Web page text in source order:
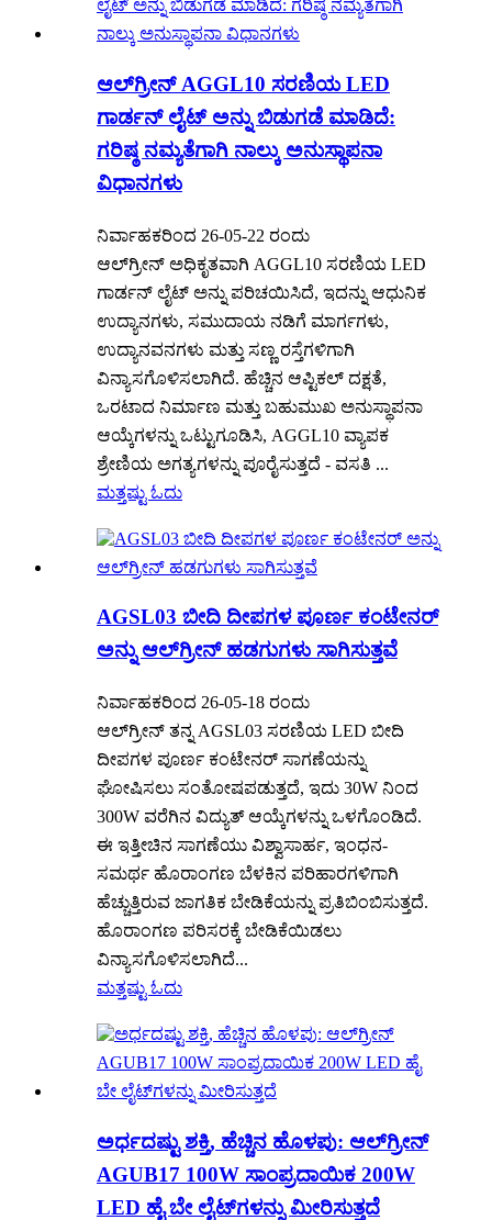
ಆಲ್‌ಗ್ರೀನ್ AGGL10 ಸರಣಿಯ LED
ಗಾರ್ಡನ್ ಲೈಟ್ ಅನ್ನು ಬಿಡುಗಡೆ ಮಾಡಿದೆ:
ಗರಿಷ್ಠ ನಮ್ಯತೆಗಾಗಿ ನಾಲ್ಕು ಅನುಸ್ಥಾಪನಾ
ವಿಧಾನಗಳು
ನಿರ್ವಾಹಕರಿಂದ 26-05-22 ರಂದು
ಆಲ್‌ಗ್ರೀನ್ ಅಧಿಕೃತವಾಗಿ AGGL10 ಸರಣಿಯ LED
ಗಾರ್ಡನ್ ಲೈಟ್ ಅನ್ನು ಪರಿಚಯಿಸಿದೆ, ಇದನ್ನು ಆಧುನಿಕ
ಉದ್ಯಾನಗಳು, ಸಮುದಾಯ ನಡಿಗೆ ಮಾರ್ಗಗಳು,
ಉದ್ಯಾನವನಗಳು ಮತ್ತು ಸಣ್ಣ ರಸ್ತೆಗಳಿಗಾಗಿ
ವಿನ್ಯಾಸಗೊಳಿಸಲಾಗಿದೆ. ಹೆಚ್ಚಿನ ಆಪ್ಟಿಕಲ್ ದಕ್ಷತೆ,
ಒರಟಾದ ನಿರ್ಮಾಣ ಮತ್ತು ಬಹುಮುಖ ಅನುಸ್ಥಾಪನಾ
ಆಯ್ಕೆಗಳನ್ನು ಒಟ್ಟುಗೂಡಿಸಿ, AGGL10 ವ್ಯಾಪಕ
ಶ್ರೇಣಿಯ ಅಗತ್ಯಗಳನ್ನು ಪೂರೈಸುತ್ತದೆ - ವಸತಿ ...
ಮತ್ತಷ್ಟು ಓದು
AGSL03 ಬೀದಿ ದೀಪಗಳ ಪೂರ್ಣ ಕಂಟೇನರ್
ಅನ್ನು ಆಲ್‌ಗ್ರೀನ್ ಹಡಗುಗಳು ಸಾಗಿಸುತ್ತವೆ
ನಿರ್ವಾಹಕರಿಂದ 26-05-18 ರಂದು
ಆಲ್‌ಗ್ರೀನ್ ತನ್ನ AGSL03 ಸರಣಿಯ LED ಬೀದಿ
ದೀಪಗಳ ಪೂರ್ಣ ಕಂಟೇನರ್ ಸಾಗಣೆಯನ್ನು
ಘೋಷಿಸಲು ಸಂತೋಷಪಡುತ್ತದೆ, ಇದು 30W ನಿಂದ
300W ವರೆಗಿನ ವಿದ್ಯುತ್ ಆಯ್ಕೆಗಳನ್ನು ಒಳಗೊಂಡಿದೆ.
ಈ ಇತ್ತೀಚಿನ ಸಾಗಣೆಯು ವಿಶ್ವಾಸಾರ್ಹ, ಇಂಧನ-
ಸಮರ್ಥ ಹೊರಾಂಗಣ ಬೆಳಕಿನ ಪರಿಹಾರಗಳಿಗಾಗಿ
ಹೆಚ್ಚುತ್ತಿರುವ ಜಾಗತಿಕ ಬೇಡಿಕೆಯನ್ನು ಪ್ರತಿಬಿಂಬಿಸುತ್ತದೆ.
ಹೊರಾಂಗಣ ಪರಿಸರಕ್ಕೆ ಬೇಡಿಕೆಯಿಡಲು
ವಿನ್ಯಾಸಗೊಳಿಸಲಾಗಿದೆ...
ಮತ್ತಷ್ಟು ಓದು
ಅರ್ಧದಷ್ಟು ಶಕ್ತಿ, ಹೆಚ್ಚಿನ ಹೊಳಪು: ಆಲ್‌ಗ್ರೀನ್
AGUB17 100W ಸಾಂಪ್ರದಾಯಿಕ 200W
LED ಹೈ ಬೇ ಲೈಟ್‌ಗಳನ್ನು ಮೀರಿಸುತ್ತದೆ